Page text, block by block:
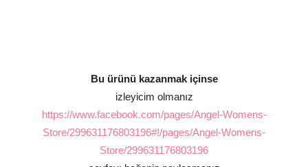
Bu ürünü kazanmak içinse
izleyicim olmanız
https://www.facebook.com/pages/Angel-Womens-
Store/299631176803196#!/pages/Angel-Womens-
Store/299631176803196